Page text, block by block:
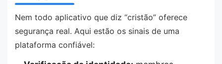
Nem todo aplicativo que diz “cristão” oferece
segurança real. Aqui estão os sinais de uma
plataforma confiável: